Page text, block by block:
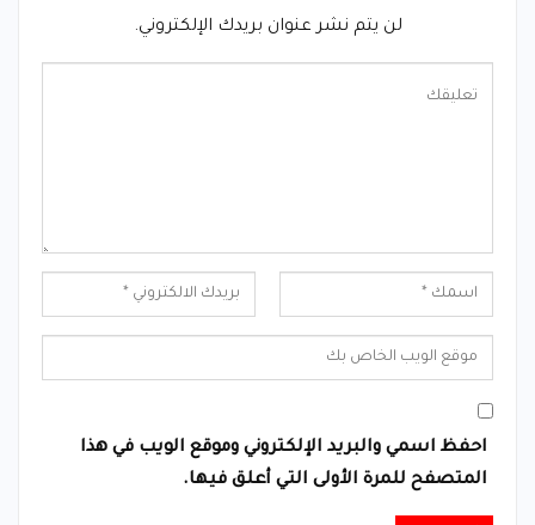
لن يتم نشر عنوان بريدك الإلكتروني.
احفظ اسمي والبريد الإلكتروني وموقع الويب في هذا
المتصفح للمرة الأولى التي أعلق فيها.